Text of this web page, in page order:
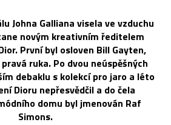
Johna Galliana visela ve vzduchu
novým kreativním ředitelem
První byl osloven Bill Gayten,
ruka. Po dvou neúspěšných
debaklu s kolekcí pro jaro a léto
Dioru nepřesvědčil a do čela
domu byl jmenován Raf
Simons.